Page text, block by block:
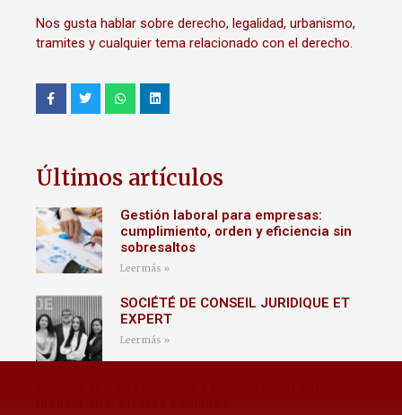
Nos gusta hablar sobre derecho, legalidad, urbanismo,
tramites y cualquier tema relacionado con el derecho.
Últimos artículos
Gestión laboral para empresas:
cumplimiento, orden y eficiencia sin
sobresaltos
Leer más »
SOCIÉTÉ DE CONSEIL JURIDIQUE ET
EXPERT
Leer más »